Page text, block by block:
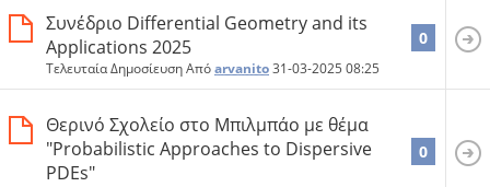
Συνέδριο Differential Geometry and its
Applications 2025
Τελευταία Δημοσίευση Απόarvanito31-03-2025 08:25
0
Θερινό Σχολείο στο Μπιλμπάο με θέμα
"Probabilistic Approaches to Dispersive
PDEs"
0